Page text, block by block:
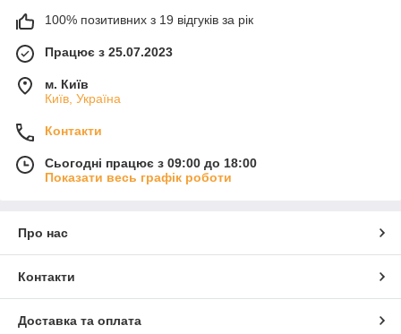
100% позитивних з 19 відгуків за рік
Працює з 25.07.2023
м. Київ
Київ, Україна
Контакти
Сьогодні працює з 09:00 до 18:00
Показати весь графік роботи
Про нас
Контакти
Доставка та оплата